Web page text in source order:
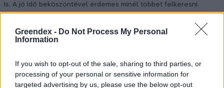
Greendex - Do Not Process My Personal
Information
If you wish to opt-out of the sale, sharing to third parties, or
processing of your personal or sensitive information for
targeted advertising by us, please use the below opt-out
is. A jó idő beköszöntével érdemes minél többet felkeresni.
Születésnapi programokkal várja a
Fővárosi Állatkert
ÉLŐ BOLYGÓNK